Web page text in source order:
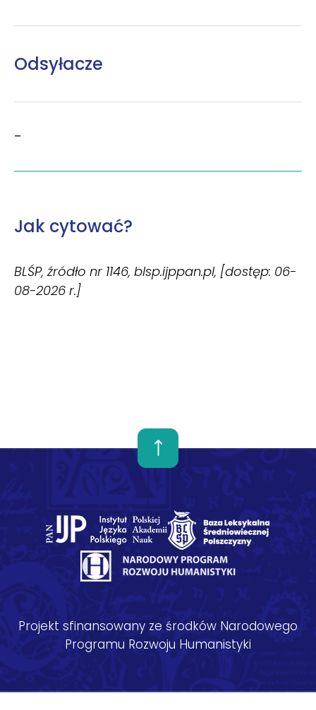
Odsyłacze
–
Jak cytować?
BLŚP, źródło nr 1146, blsp.ijppan.pl, [dostęp: 06-
08-2026 r.]
Projekt sfinansowany ze środków Narodowego
Programu Rozwoju Humanistyki